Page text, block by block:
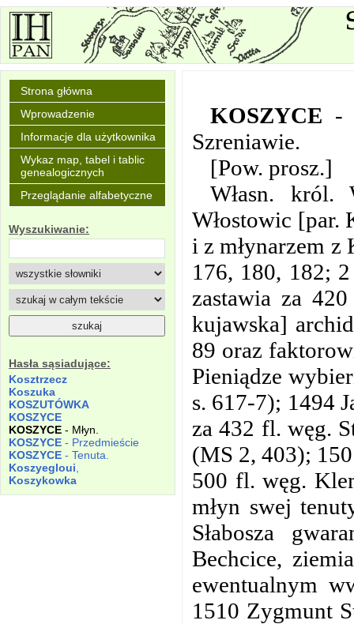
Strona główna
Wprowadzenie
Informacje dla użytkownika
Wykaz map, tabel i tablic
genealogicznych
Przeglądanie alfabetyczne
Wyszukiwanie:
Hasła sąsiadujące:
Kosztrzecz
Koszuka
KOSZUTÓWKA
KOSZYCE
KOSZYCE - Młyn.
KOSZYCE - Przedmieście
KOSZYCE - Tenuta.
Koszyegloui
Koszykowka
KOSZYCE -
Szreniawie.
[Pow. prosz.]
Własn. król.
Włostowic [par.
i z młynarzem z
176, 180, 182;
zastawia za
kujawska]
89 oraz
Pieniądze
s. 617-7); 1494
za 432 fl. węg.
(MS 2, 403);
500 fl. węg.
młyn swej
Słabosza
Bechcice,
ewentualnym
1510 Zygmunt